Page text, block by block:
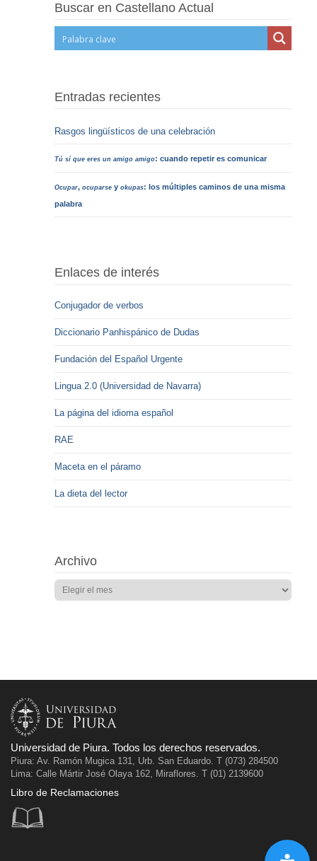
Buscar en Castellano Actual
Entradas recientes
Rasgos lingüísticos de una celebración
Tú sí que eres un amigo amigo: cuando repetir es comunicar
Ocupar,ocuparse yokupas: los múltiples caminos de una misma
palabra
Enlaces de interés
Conjugador de verbos
Diccionario Panhispánico de Dudas
Fundación del Español Urgente
Lingua 2.0 (Universidad de Navarra)
La página del idioma español
RAE
Maceta en el páramo
La dieta del lector
Archivo
Universidad de Piura. Todos los derechos reservados.
Piura: Av. Ramón Mugica 131, Urb. San Eduardo. T (073) 284500
Lima: Calle Mártir José Olaya 162, Miraflores. T (01) 2139600
Libro de Reclamaciones